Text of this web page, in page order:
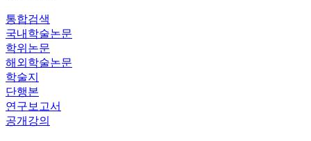
통합검색
국내학술논문
학위논문
해외학술논문
학술지
단행본
연구보고서
공개강의